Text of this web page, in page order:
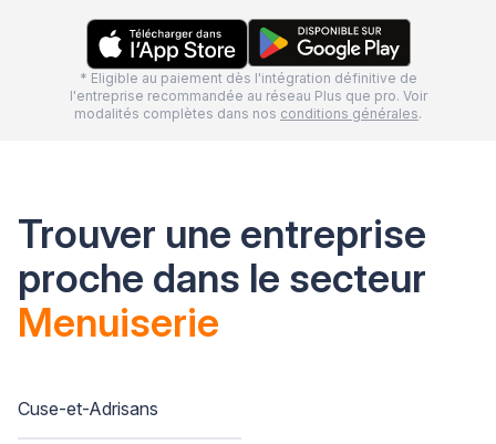
* Eligible au paiement dès l'intégration définitive de
l'entreprise recommandée au réseau Plus que pro. Voir
modalités complètes dans nos conditions générales.
Trouver une entreprise
proche dans le secteur
Menuiserie
Cuse-et-Adrisans